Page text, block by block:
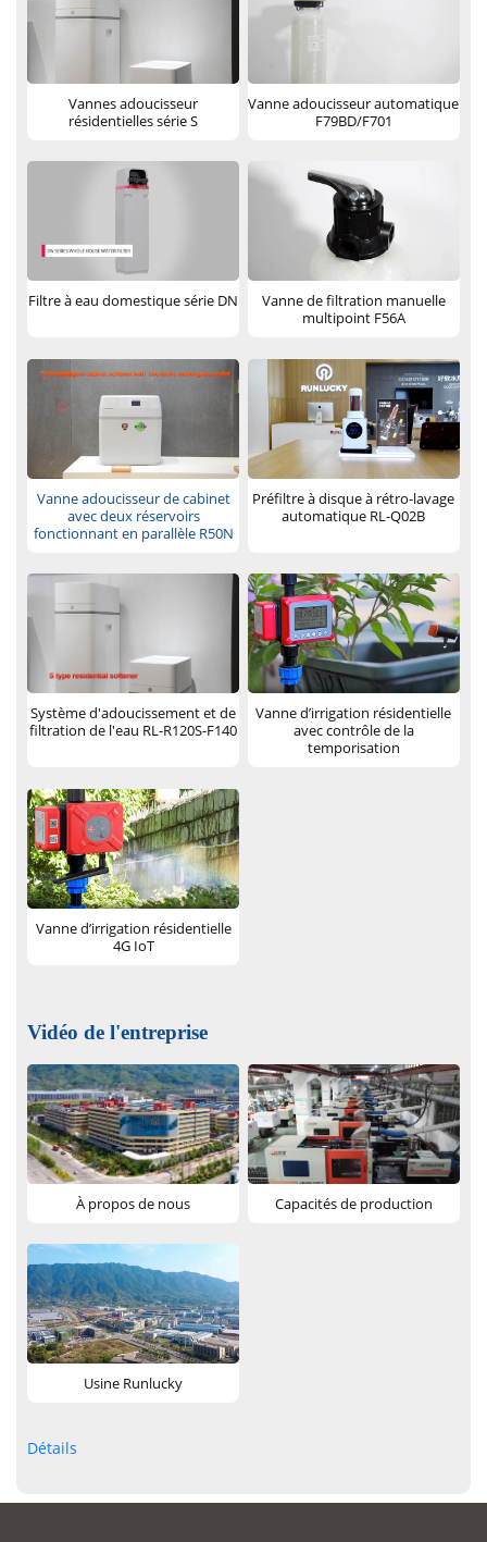
Vannes adoucisseur
résidentielles série S
Vanne adoucisseur automatique
F79BD/F701
Filtre à eau domestique série DN
Vanne de filtration manuelle
multipoint F56A
Vanne adoucisseur de cabinet
avec deux réservoirs
fonctionnant en parallèle R50N
Préfiltre à disque à rétro-lavage
automatique RL-Q02B
Système d'adoucissement et de
filtration de l'eau RL-R120S-F140
Vanne d’irrigation résidentielle
avec contrôle de la
temporisation
Vanne d’irrigation résidentielle
4G IoT
Vidéo de l'entreprise
À propos de nous Capacités de production
Usine Runlucky
Détails